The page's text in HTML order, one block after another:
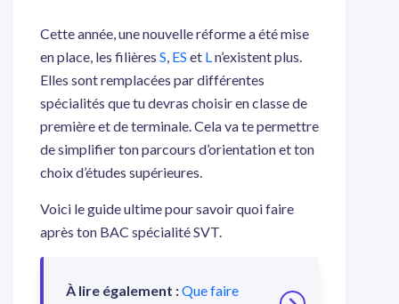
Cette année, une nouvelle réforme a été mise
en place, les filières S, ES et Ln’existent plus.
Elles sont remplacées par différentes
spécialités que tu devras choisir en classe de
première et de terminale. Cela va te permettre
de simplifier ton parcours d’orientation et ton
choix d’études supérieures.
Voici le guide ultime pour savoir quoi faire
après ton BAC spécialité SVT.
À lire également :Que faire